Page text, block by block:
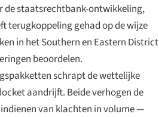
de staatsrechtbank-ontwikkeling,
terugkoppeling gehad op de wijze
in het Southern en Eastern District
beoordelen.
schrapt de wettelijke
aandrijft. Beide verhogen de
van klachten in volume —